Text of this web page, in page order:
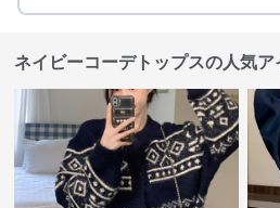
ネイビーコーデトップスの人気ア